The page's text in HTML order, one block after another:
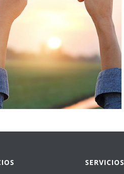
SERVICIOS